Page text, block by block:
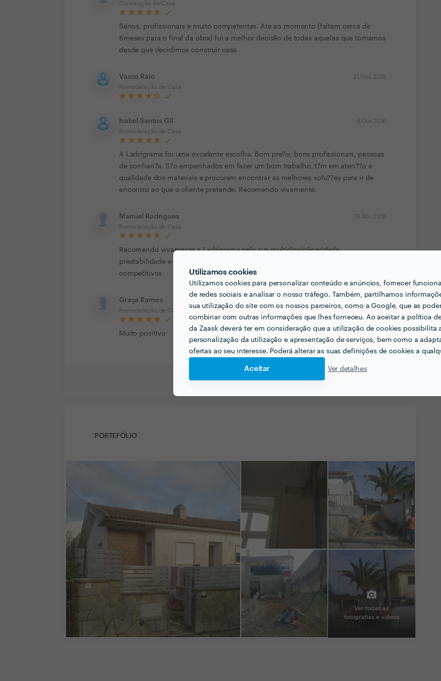
Utilizamos cookies
Utilizamos cookies para personalizar conteúdo e anúncios, fornecer
de redes sociais e analisar o nosso tráfego. Também, partilhamos
sua utilização do site com os nossos parceiros, como a Google, que as
combinar com outras informações que lhes forneceu. Ao aceitar a política
da Zaask deverá ter em consideração que a utilização de cookies possibilita
personalização da utilização e apresentação de serviços, bem como a
ofertas ao seu interesse. Poderá alterar as suas definições de cookies a
Aceitar Ver detalhes
Construção de Casa
Sérios, profissionais e muito competentes. Até ao momento (faltam cerca de
6meses para o final da obra) foi a melhor decisão de todas aquelas que tomamos
desde que decidimos construir casa
Vasco Raio
Remodelação de Casa
21 Nov 2019
Isabel Santos Gil
Remodelação de Casa
8 Out 2016
A Ladrigrama foi uma excelente escolha. Bom pre?o, bons profissionais, pessoas
de confian?a. S?o empenhados em fazer um bom trabalho, t?m em aten??o a
qualidade dos materiais e procuram encontrar as melhores solu??es para ir de
encontro ao que o cliente pretende. Recomendo vivamente.
Manuel Rodrigues
Remodelação de Casa
19 Abr 2016
Recomendo vivamente a Ladrigrama pela sua multidisciplinaridade,
prestabilidade e qualidade técnica, os preços que praticam são também muito
competitivos
Graça Ramos
Remodelação de Casa
7 Dez 2015
Muito positivo
Ver mais
PORTEFÓLIO
Ver todas as
fotografias e vídeos